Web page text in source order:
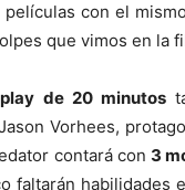
con el
que vimos en la
de 20 minutos
Vorhees,
contará con 3
faltarán